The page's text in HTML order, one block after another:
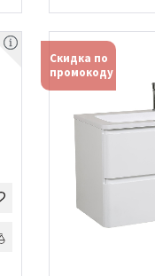
Скидка по
промокоду